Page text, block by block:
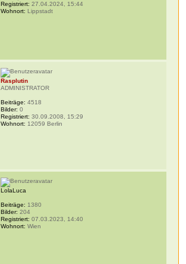
Registriert: 27.04.2024, 15:44
Wohnort: Lippstadt
Rasplutin
ADMINISTRATOR
Beiträge: 4518
Bilder: 0
Registriert: 30.09.2008, 15:29
Wohnort: 12059 Berlin
LolaLuca
Beiträge: 1380
Bilder: 204
Registriert: 07.03.2023, 14:40
Wohnort: Wien